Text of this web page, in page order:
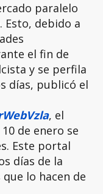
paralelo
Esto, debido a
el fin de
y se perfila
días, publicó el
, el
de enero se
Este portal
días de la
lo hacen de